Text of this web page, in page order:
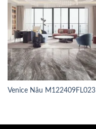
Venice Nâu M122409FL023